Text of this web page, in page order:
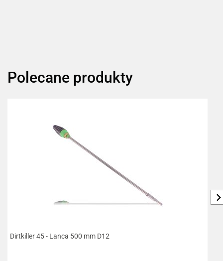
Polecane produkty
Dirtkiller 45 - Lanca 500 mm D12